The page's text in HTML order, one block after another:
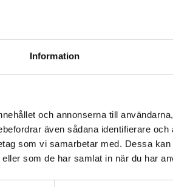
Information
och annonserna till
även sådana identifierare och
som vi samarbetar med. Dessa
som de har samlat in när du har
fraktregion
du besöker studentlitteratur.se via
Vi erbjuder inte leveranser
slutföra ett köp måste
vara i Sverige.Läs mer
Produkter